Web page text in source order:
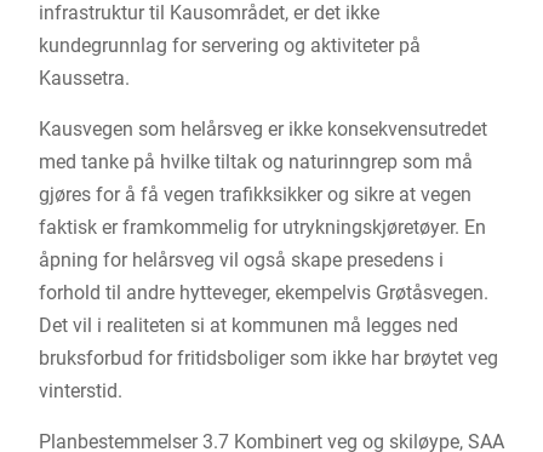
infrastruktur til Kausområdet, er det ikke
kundegrunnlag for servering og aktiviteter på
Kaussetra.
Kausvegen som helårsveg er ikke konsekvensutredet
med tanke på hvilke tiltak og naturinngrep som må
gjøres for å få vegen trafikksikker og sikre at vegen
faktisk er framkommelig for utrykningskjøretøyer. En
åpning for helårsveg vil også skape presedens i
forhold til andre hytteveger, ekempelvis Grøtåsvegen.
Det vil i realiteten si at kommunen må legges ned
bruksforbud for fritidsboliger som ikke har brøytet veg
vinterstid.
Planbestemmelser 3.7 Kombinert veg og skiløype, SAA